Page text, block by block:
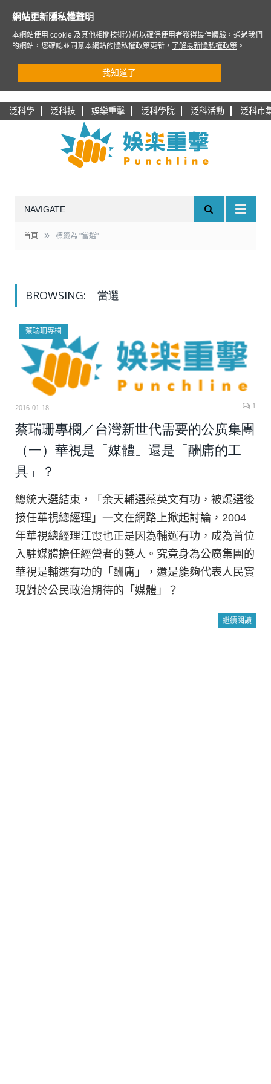
泛科學 泛科技 娛樂重擊 泛科學院 泛科活動 泛科市
NAVIGATE
首頁 » 標籤為 "當選"
BROWSING: 當選
蔡瑞珊專欄
2016-01-18 1
蔡瑞珊專欄／台灣新世代需要的公廣集團
（一）華視是「媒體」還是「酬庸的工
具」？
總統大選結束，「余天輔選蔡英文有功，被爆選後
接任華視總經理」一文在網路上掀起討論，2004
年華視總經理江霞也正是因為輔選有功，成為首位
入駐媒體擔任經營者的藝人。究竟身為公廣集團的
華視是輔選有功的「酬庸」，還是能夠代表人民實
現對於公民政治期待的「媒體」？
繼續閱讀
網站更新隱私權聲明
本網站使用 cookie 及其他相關技術分析以確保使用者獲得最佳體驗，通過我們
的網站，您確認並同意本網站的隱私權政策更新，
了解最新隱私權政策 。
我知道了